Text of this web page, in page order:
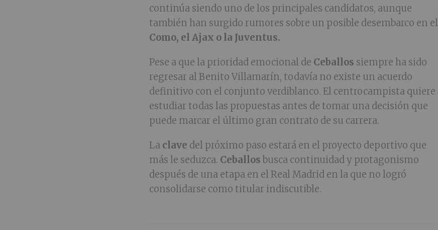
continúa siendo uno de los principales candidatos, aunque
también han surgido rumores sobre un posible desembarco en el
Como, el Ajax o la Juventus.
Pese a que la prioridad emocional de Ceballos siempre ha sido
regresar al Benito Villamarín, todavía no existe un acuerdo
definitivo con el conjunto verdiblanco. El centrocampista quiere
estudiar todas las propuestas antes de tomar una decisión que
puede marcar el último gran contrato de su carrera.
La clave del próximo paso estará en el proyecto deportivo que
más le seduzca. Ceballos busca continuidad y protagonismo
después de una etapa en el Real Madrid en la que no logró
consolidarse como titular indiscutible.